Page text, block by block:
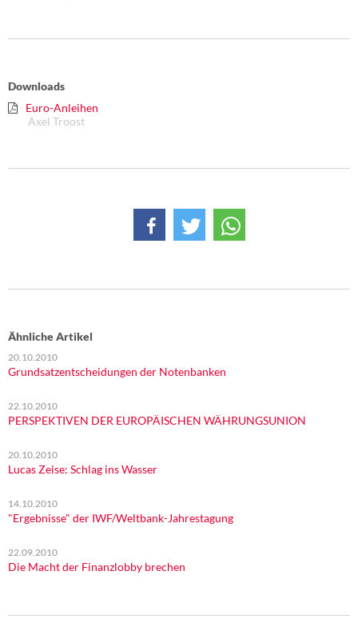
Downloads
Euro-Anleihen
Axel Troost
Ähnliche Artikel
20.10.2010
Grundsatzentscheidungen der Notenbanken
22.10.2010
PERSPEKTIVEN DER EUROPÄISCHEN WÄHRUNGSUNION
20.10.2010
Lucas Zeise: Schlag ins Wasser
14.10.2010
"Ergebnisse" der IWF/Weltbank-Jahrestagung
22.09.2010
Die Macht der Finanzlobby brechen